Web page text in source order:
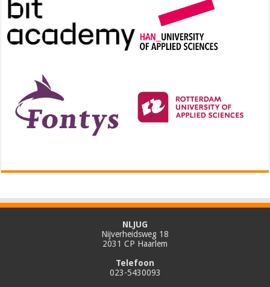
NLJUG
Nijverheidsweg 18
2031 CP Haarlem
Telefoon
023-5430093